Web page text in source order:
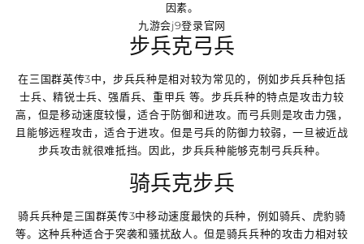
因素。
九游会j9登录官网
步兵克弓兵
在三国群英传3中，步兵兵种是相对较为常见的，例如步兵兵种包括
士兵、精锐士兵、强盾兵、重甲兵 等。步兵兵种的特点是攻击力较
高，但是移动速度较慢，适合于防御和进攻。而弓兵则是攻击力强，
且能够远程攻击，适合于进攻。但是弓兵的防御力较弱，一旦被近战
步兵攻击就很难抵挡。因此，步兵兵种能够克制弓兵兵种。
骑兵克步兵
骑兵兵种是三国群英传3中移动速度最快的兵种，例如骑兵、虎豹骑
等。这种兵种适合于突袭和骚扰敌人。但是骑兵兵种的攻击力相对较